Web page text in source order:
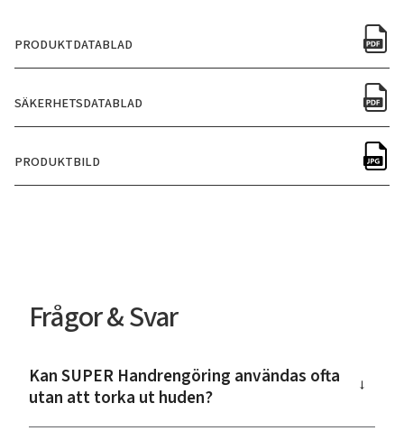
PRODUKTDATABLAD
SÄKERHETSDATABLAD
PRODUKTBILD
Frågor & Svar
Kan SUPER Handrengöring användas ofta
utan att torka ut huden?
→